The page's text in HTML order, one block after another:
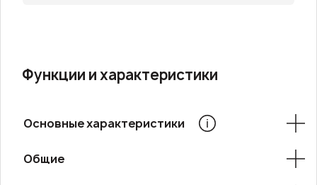
Функции и характеристики
Основные характеристики
Общие